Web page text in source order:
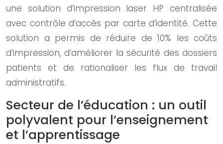
une solution d’impression laser HP centralisée
avec contrôle d’accès par carte d’identité. Cette
solution a permis de réduire de 10% les coûts
d’impression, d’améliorer la sécurité des dossiers
patients et de rationaliser les flux de travail
administratifs.
Secteur de l’éducation : un outil
polyvalent pour l’enseignement
et l’apprentissage